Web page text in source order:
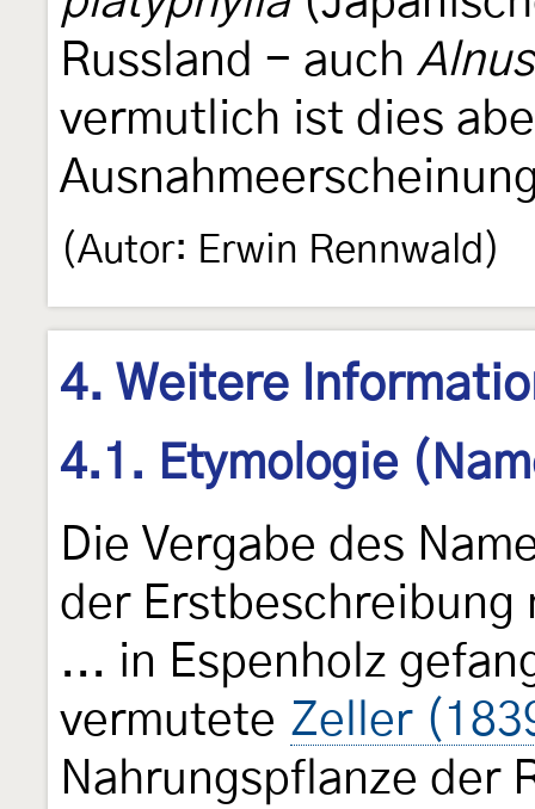
Russland - auch Alnus
vermutlich ist dies
(Autor: Erwin Rennwald)
4. Weitere
4.1. Etymologie
Die Vergabe des
der
... in Espenholz
vermutete Zeller
Nahrungspflanze der